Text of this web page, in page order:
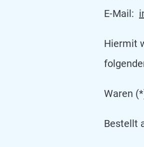
E-Mail:
Hiermit
Waren
Bestellt